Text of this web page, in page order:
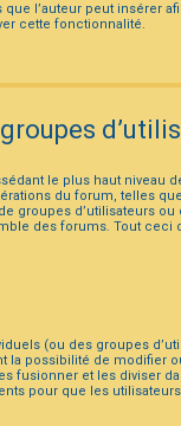
l’auteur peut insérer
cette fonctionnalité.
le plus haut niveau
du forum, telles
groupes d’utilisateurs
des forums. Tout ceci
(ou des groupes
la possibilité de modifier
fusionner et les diviser
pour que les